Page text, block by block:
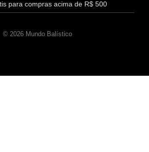
para compras acima de R$ 500
© 2026 Mundo Balístico